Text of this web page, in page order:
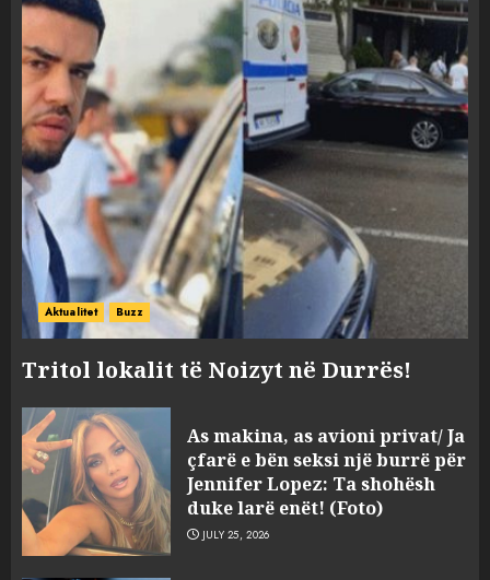
Aktualitet Buzz
Tritol lokalit të Noizyt në Durrës!
As makina, as avioni privat/ Ja
çfarë e bën seksi një burrë për
Jennifer Lopez: Ta shohësh
duke larë enët! (Foto)
JULY 25, 2026
3
racist në rrjetet sociale ndaj
gazetarit grek me origjinë
shqiptare: Je mysafir këtu,
nuk duhet të flasësh!
AUGUST 8, 2026